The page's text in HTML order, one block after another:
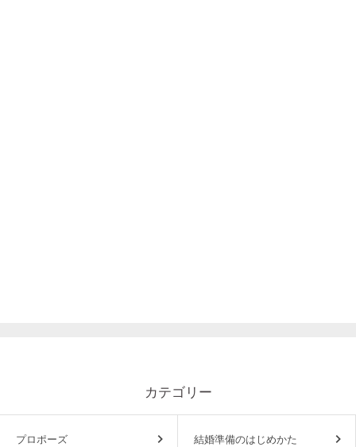
カテゴリー
プロポーズ 結婚準備のはじめかた